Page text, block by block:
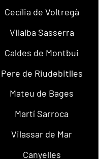
Cecília de Voltregà
Vilalba Sasserra
Caldes de Montbui
Pere de Riudebitlles
Mateu de Bages
Martí Sarroca
Vilassar de Mar
Canyelles